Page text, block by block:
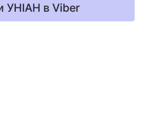
УНІАН в Viber